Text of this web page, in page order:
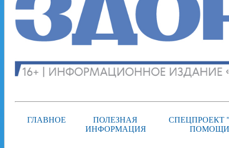
ГЛАВНОЕ
ПОЛЕЗНАЯ
ИНФОРМАЦИЯ
СПЕЦПРОЕКТ